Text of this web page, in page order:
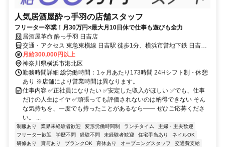
人気居酒屋酔っ手羽の店舗スタッフ
フリーター卒業！月30万円×最大月10日休で仕事も遊びも全力
居酒屋革命 酔っ手羽 日吉店
交通・アクセス 東急東横線 日吉駅 徒歩1分、横浜市営地下鉄 日吉駅
徒歩1分
月給300,000円以上
神奈川県横浜市港北区
勤務時間詳細 総労働時間：1ヶ月あたり173時間 24Hシフト制・休憩
あり ※店舗により営業時間は異なります。
仕事内容 ✅正社員になりたい ✅安定した収入がほしい ✅でも、仕事
だけの人生はイヤ ✅頑張っても評価されないのは納得できない そん
な気持ちを、一度でも持ったことがあるなら—— ぜひご応募くださ
い。 ...
制服あり 業界未経験者歓迎 変形労働時間制 ランチタイム
主婦・主夫歓迎
フリーター歓迎
学歴不問 経験不問 未経験者歓迎 住宅手当あり
ネイルOK
研修あり
賞与あり ブランクOK 育休あり オープニングスタッフ
交通費支給